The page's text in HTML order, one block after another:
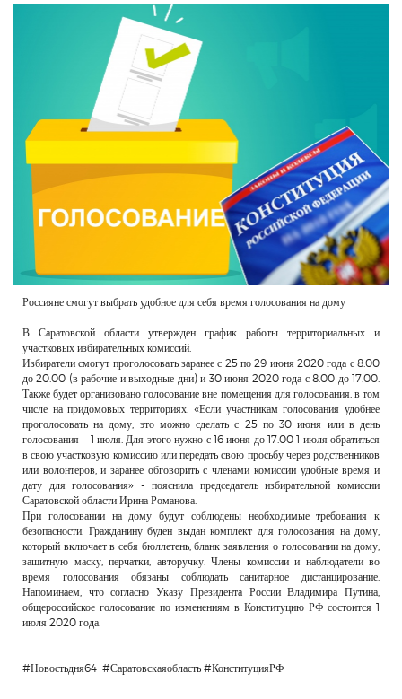
РЕКЛАМОДАТЕЛЯМ
Россияне смогут выбрать удобное для себя время голосования на дому
В Саратовской области утвержден график работы территориальных и
участковых избирательных комиссий.
Избиратели смогут проголосовать заранее с 25 по 29 июня 2020 года с 8.00
до 20.00 (в рабочие и выходные дни) и 30 июня 2020 года с 8.00 до 17.00.
Также будет организовано голосование вне помещения для голосования, в том
числе на придомовых территориях. «Если участникам голосования удобнее
проголосовать на дому, это можно сделать с 25 по 30 июня или в день
голосования – 1 июля. Для этого нужно с 16 июня до 17.00 1 июля обратиться
в свою участковую комиссию или передать свою просьбу через родственников
или волонтеров, и заранее обговорить с членами комиссии удобные время и
дату для голосования» - пояснила председатель избирательной комиссии
Саратовской области Ирина Романова.
При голосовании на дому будут соблюдены необходимые требования к
безопасности. Гражданину буден выдан комплект для голосования на дому,
который включает в себя бюллетень, бланк заявления о голосовании на дому,
защитную маску, перчатки, авторучку. Члены комиссии и наблюдатели во
время голосования обязаны соблюдать санитарное дистанцирование.
Напоминаем, что согласно Указу Президента России Владимира Путина,
общероссийское голосование по изменениям в Конституцию РФ состоится 1
июля 2020 года.
#Новостьдня64 #Саратовскаяобласть #КонституцияРФ